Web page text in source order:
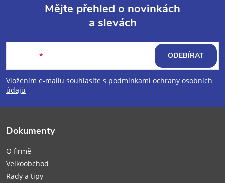
p
a
Mějte přehled o novinkách
a slevách
Vložením e-mailu souhlasíte s podmínkami ochrany osobních
údajů
ODEBÍRAT
Dokumenty
O firmě
Velkoobchod
Rady a tipy